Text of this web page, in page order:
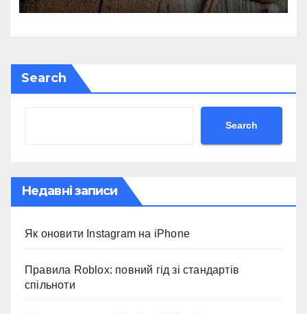
Search
Search
Недавні записи
Як оновити Instagram на iPhone
Правила Roblox: повний гід зі стандартів
спільноти